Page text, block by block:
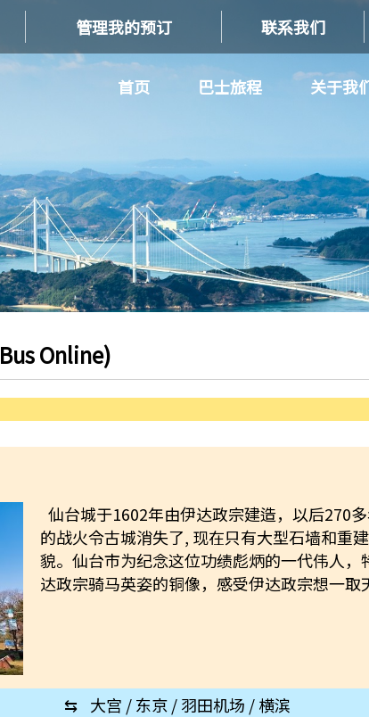
管理我的预订 联系我们
首页 巴士旅程 关于我
Online)
仙台城于1602年由伊达政宗建造，以后270
的战火令古城消失了, 现在只有大型石墙和重
貌。仙台市为纪念这位功绩彪炳的一代伟人
达政宗骑马英姿的铜像，感受伊达政宗想一取
⇆ 大宫 / 东京 / 羽田机场 / 横滨